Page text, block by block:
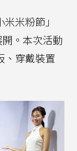
米粉節」
。本次活動
、穿戴裝置